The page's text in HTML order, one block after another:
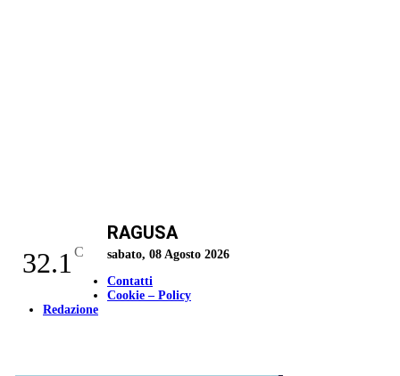
32.1 C
RAGUSA
sabato, 08 Agosto 2026
Contatti
Cookie – Policy
Redazione